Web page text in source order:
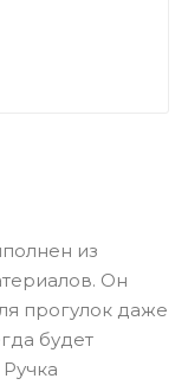
из
Он
прогулок даже
будет